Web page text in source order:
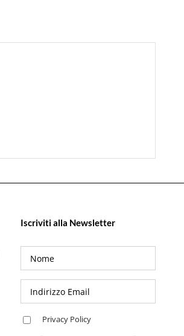
Iscriviti alla Newsletter
Privacy Policy